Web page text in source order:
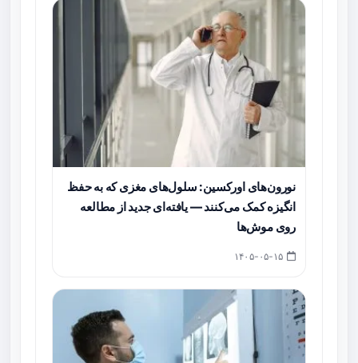
نورون‌های اورکسین: سلول‌های مغزی که به حفظ
انگیزه کمک می‌کنند — یافته‌ای جدید از مطالعه
روی موش‌ها